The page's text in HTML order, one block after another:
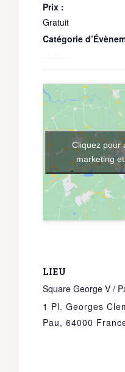
Prix :
Gratuit
Catégorie
LIEU
Square George V /
1 Pl. Georges
Pau, 64000
Cliquez pour
marketing